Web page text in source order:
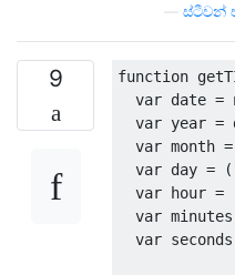
ස්ටීවන්
9 function
var date =
var year =
var month =
var day = (
var hour =
var minutes
var seconds